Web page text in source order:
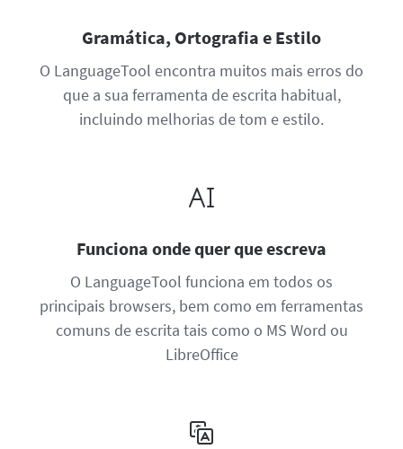
Gramática, Ortografia e Estilo
O LanguageTool encontra muitos mais erros do
que a sua ferramenta de escrita habitual,
incluindo melhorias de tom e estilo.
Funciona onde quer que escreva
O LanguageTool funciona em todos os
principais browsers, bem como em ferramentas
comuns de escrita tais como o MS Word ou
LibreOffice